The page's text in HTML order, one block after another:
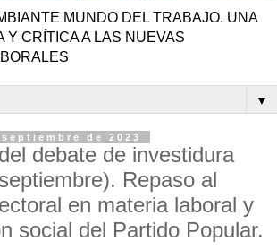
MUNDO DEL TRABAJO. UNA
Y CRÍTICA A LAS NUEVAS
▼
de 2023
debate de investidura
Repaso al
en materia laboral y
social del Partido Popular.